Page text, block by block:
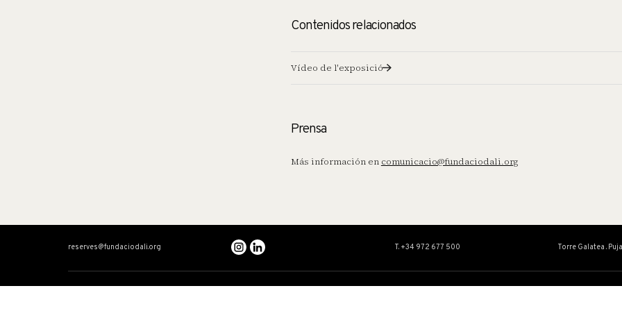
Contenidos relacionados
Vídeo de l'exposició
Prensa
Más información en comunicacio@fundaciodali.org
reserves@fundaciodali.org T. +34 972 677 500 Torre Galatea .